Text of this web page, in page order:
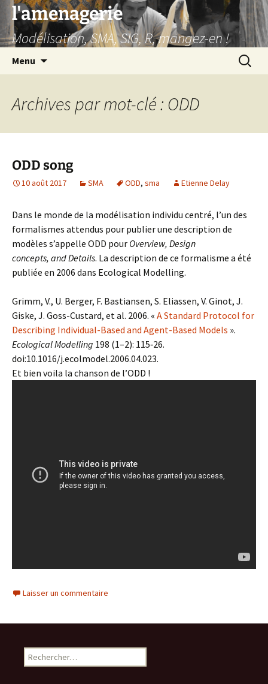
Aller
contenu
l'amenagerie
Modélisation, SMA, SIG, R, mangez-en !
Menu
Archives par mot-clé : ODD
ODD song
10 août 2017 SMA ODD, sma Etienne Delay
Dans le monde de la modélisation individu centré, l’un des
formalismes attendus pour publier une description de
modèles s’appelle ODD pour Overview, Design
concepts, and Details. La description de ce formalisme a été
publiée en 2006 dans Ecological Modelling.
Grimm, V., U. Berger, F. Bastiansen, S. Eliassen, V. Ginot, J.
Giske, J. Goss-Custard, et al. 2006. « A Standard Protocol for
Describing Individual-Based and Agent-Based Models ».
Ecological Modelling 198 (1–2): 115‑26.
doi:10.1016/j.ecolmodel.2006.04.023.
Et bien voila la chanson de l’ODD !
Laisser un commentaire
Rechercher :